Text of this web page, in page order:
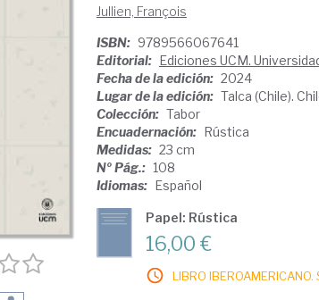
Jullien, François
ISBN: 9789566067641
Editorial: Ediciones UCM.
Fecha de la edición: 2024
Lugar de la edición: Talca (Chile).
Colección: Tabor
Encuadernación: Rústica
Medidas: 23 cm
Nº Pág.: 108
Idiomas: Español
Papel: Rústica
16,00 €
LIBRO